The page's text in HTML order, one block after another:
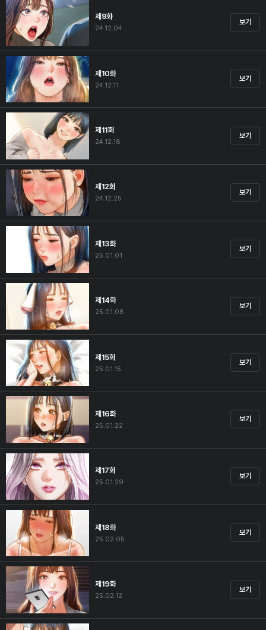
제9화
24.12.04
보기
제10화
24.12.11
보기
제11화
24.12.18
보기
제12화
24.12.25
보기
제13화
25.01.01
보기
제14화
25.01.08
보기
제15화
25.01.15
보기
제16화
25.01.22
보기
제17화
25.01.29
보기
제18화
25.02.05
보기
제19화
25.02.12
보기